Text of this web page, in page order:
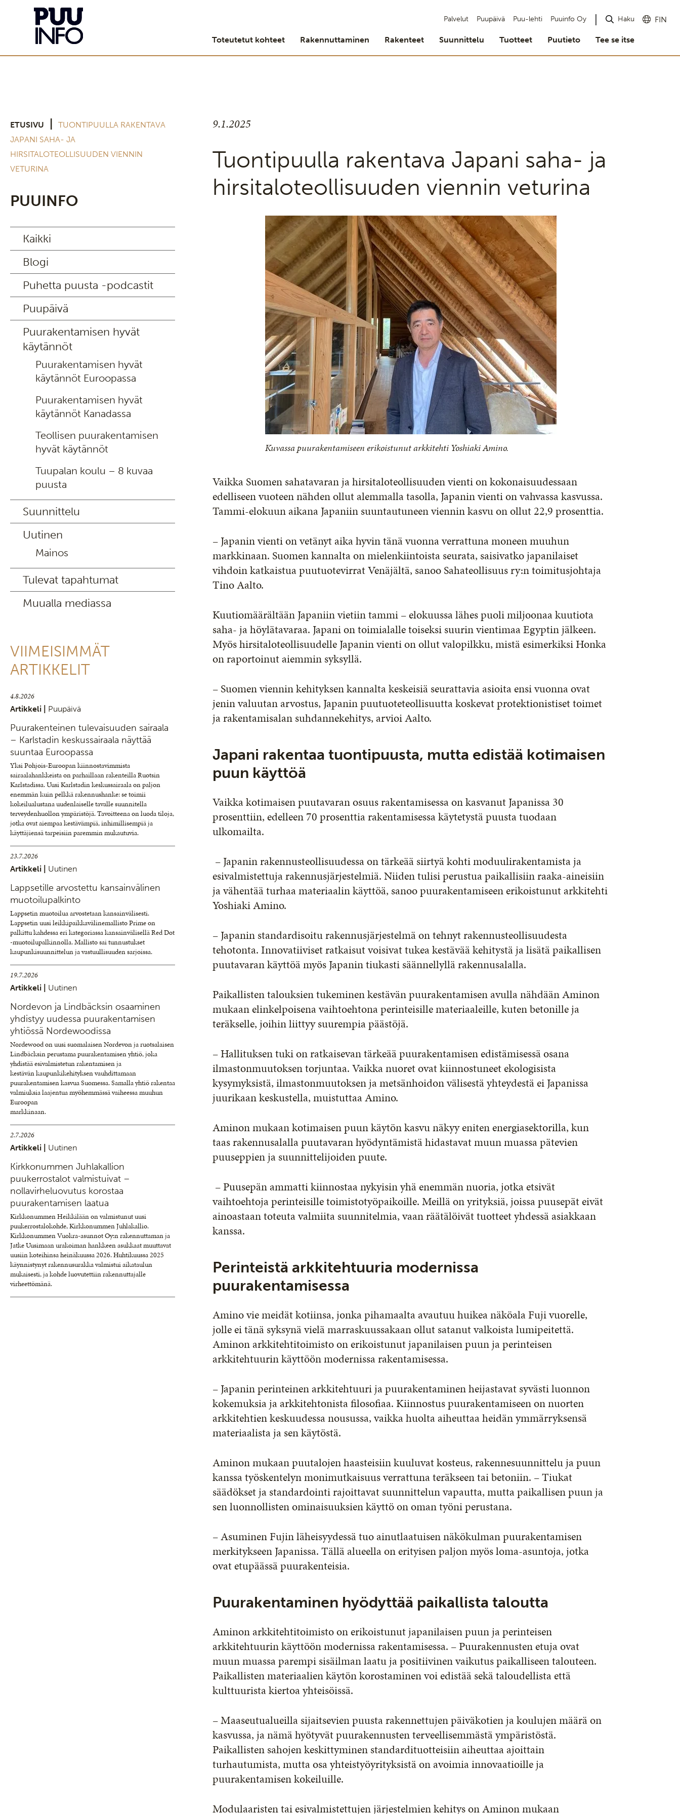
Palvelut Puupäivä Puu-lehti Puuinfo Oy Haku FIN
Toteutetut kohteet Rakennuttaminen Rakenteet Suunnittelu Tuotteet Puutieto Tee se itse
ETUSIVU
TUONTIPUULLA RAKENTAVA
JAPANI SAHA- JA
HIRSITALOTEOLLISUUDEN VIENNIN
VETURINA
PUUINFO
Kaikki
Blogi
Puhetta puusta -podcastit
Puupäivä
Puurakentamisen hyvät
käytännöt
Puurakentamisen hyvät
käytännöt Euroopassa
Puurakentamisen hyvät
käytännöt Kanadassa
Teollisen puurakentamisen
hyvät käytännöt
Tuupalan koulu – 8 kuvaa
puusta
Suunnittelu
Uutinen
Mainos
Tulevat tapahtumat
Muualla mediassa
VIIMEISIMMÄT
ARTIKKELIT
4.8.2026
Artikkeli | Puupäivä
Puurakenteinen tulevaisuuden sairaala
– Karlstadin keskussairaala näyttää
suuntaa Euroopassa
Yksi Pohjois-Euroopan kiinnostavimmista
sairaalahankkeista on parhaillaan rakenteilla Ruotsin
Karlstadissa. Uusi Karlstadin keskussairaala on paljon
enemmän kuin pelkkä rakennushanke: se toimii
kokeilualustana uudenlaiselle tavalle suunnitella
terveydenhuollon ympäristöjä. Tavoitteena on luoda tiloja,
jotka ovat aiempaa kestävämpiä, inhimillisempiä ja
käyttäjiensä tarpeisiin paremmin mukautuvia.
23.7.2026
Artikkeli | Uutinen
Lappsetille arvostettu kansainvälinen
muotoilupalkinto
Lappsetin muotoilua arvostetaan kansainvälisesti.
Lappsetin uusi leikkipaikkavälinemallisto Prime on
palkittu kahdessa eri kategoriassa kansainvälisellä Red Dot
-muotoilupalkinnolla. Mallisto sai tunnustukset
kaupunkisuunnittelun ja vastuullisuuden sarjoissa.
19.7.2026
Artikkeli | Uutinen
Nordevon ja Lindbäcksin osaaminen
yhdistyy uudessa puurakentamisen
yhtiössä Nordewoodissa
Nordewood on uusi suomalaisen Nordevon ja ruotsalaisen
Lindbäcksin perustama puurakentamisen yhtiö, joka
yhdistää esivalmistetun rakentamisen ja
kestävän kaupunkikehityksen vauhdittamaan
puurakentamisen kasvua Suomessa. Samalla yhtiö rakentaa
valmiuksia laajentua myöhemmässä vaiheessa muuhun
Euroopan
markkinaan.
2.7.2026
Artikkeli | Uutinen
Kirkkonummen Juhlakallion
puukerrostalot valmistuivat –
nollavirheluovutus korostaa
puurakentamisen laatua
Kirkkonummen Heikkilään on valmistunut uusi
puukerrostalokohde, Kirkkonummen Juhlakallio.
Kirkkonummen Vuokra-asunnot Oy:n rakennuttaman ja
Jatke Uusimaan urakoiman hankkeen asukkaat muuttavat
uusiin koteihinsa heinäkuussa 2026. Huhtikuussa 2025
käynnistynyt rakennusurakka valmistui aikataulun
mukaisesti, ja kohde luovutettiin rakennuttajalle
virheettömänä.
9.1.2025
Tuontipuulla rakentava Japani saha- ja
hirsitaloteollisuuden viennin veturina
Kuvassa puurakentamiseen erikoistunut arkkitehti Yoshiaki Amino.
Vaikka Suomen sahatavaran ja hirsitaloteollisuuden vienti on kokonaisuudessaan
edelliseen vuoteen nähden ollut alemmalla tasolla, Japanin vienti on vahvassa kasvussa.
Tammi-elokuun aikana Japaniin suuntautuneen viennin kasvu on ollut 22,9 prosenttia.
– Japanin vienti on vetänyt aika hyvin tänä vuonna verrattuna moneen muuhun
markkinaan. Suomen kannalta on mielenkiintoista seurata, saisivatko japanilaiset
vihdoin katkaistua puutuotevirrat Venäjältä, sanoo Sahateollisuus ry:n toimitusjohtaja
Tino Aalto.
Kuutiomäärältään Japaniin vietiin tammi – elokuussa lähes puoli miljoonaa kuutiota
saha- ja höylätavaraa. Japani on toimialalle toiseksi suurin vientimaa Egyptin jälkeen.
Myös hirsitaloteollisuudelle Japanin vienti on ollut valopilkku, mistä esimerkiksi Honka
on raportoinut aiemmin syksyllä.
– Suomen viennin kehityksen kannalta keskeisiä seurattavia asioita ensi vuonna ovat
jenin valuutan arvostus, Japanin puutuoteteollisuutta koskevat protektionistiset toimet
ja rakentamisalan suhdannekehitys, arvioi Aalto.
Japani rakentaa tuontipuusta, mutta edistää kotimaisen
puun käyttöä
Vaikka kotimaisen puutavaran osuus rakentamisessa on kasvanut Japanissa 30
prosenttiin, edelleen 70 prosenttia rakentamisessa käytetystä puusta tuodaan
ulkomailta.
– Japanin rakennusteollisuudessa on tärkeää siirtyä kohti moduulirakentamista ja
esivalmistettuja rakennusjärjestelmiä. Niiden tulisi perustua paikallisiin raaka-aineisiin
ja vähentää turhaa materiaalin käyttöä, sanoo puurakentamiseen erikoistunut arkkitehti
Yoshiaki Amino.
– Japanin standardisoitu rakennusjärjestelmä on tehnyt rakennusteollisuudesta
tehotonta. Innovatiiviset ratkaisut voisivat tukea kestävää kehitystä ja lisätä paikallisen
puutavaran käyttöä myös Japanin tiukasti säännellyllä rakennusalalla.
Paikallisten talouksien tukeminen kestävän puurakentamisen avulla nähdään Aminon
mukaan elinkelpoisena vaihtoehtona perinteisille materiaaleille, kuten betonille ja
teräkselle, joihin liittyy suurempia päästöjä.
– Hallituksen tuki on ratkaisevan tärkeää puurakentamisen edistämisessä osana
ilmastonmuutoksen torjuntaa. Vaikka nuoret ovat kiinnostuneet ekologisista
kysymyksistä, ilmastonmuutoksen ja metsänhoidon välisestä yhteydestä ei Japanissa
juurikaan keskustella, muistuttaa Amino.
Aminon mukaan kotimaisen puun käytön kasvu näkyy eniten energiasektorilla, kun
taas rakennusalalla puutavaran hyödyntämistä hidastavat muun muassa pätevien
puuseppien ja suunnittelijoiden puute.
– Puusepän ammatti kiinnostaa nykyisin yhä enemmän nuoria, jotka etsivät
vaihtoehtoja perinteisille toimistotyöpaikoille. Meillä on yrityksiä, joissa puusepät eivät
ainoastaan toteuta valmiita suunnitelmia, vaan räätälöivät tuotteet yhdessä asiakkaan
kanssa.
Perinteistä arkkitehtuuria modernissa
puurakentamisessa
Amino vie meidät kotiinsa, jonka pihamaalta avautuu huikea näköala Fuji vuorelle,
jolle ei tänä syksynä vielä marraskuussakaan ollut satanut valkoista lumipeitettä.
Aminon arkkitehtitoimisto on erikoistunut japanilaisen puun ja perinteisen
arkkitehtuurin käyttöön modernissa rakentamisessa.
– Japanin perinteinen arkkitehtuuri ja puurakentaminen heijastavat syvästi luonnon
kokemuksia ja arkkitehtonista filosofiaa. Kiinnostus puurakentamiseen on nuorten
arkkitehtien keskuudessa nousussa, vaikka huolta aiheuttaa heidän ymmärryksensä
materiaalista ja sen käytöstä.
Aminon mukaan puutalojen haasteisiin kuuluvat kosteus, rakennesuunnittelu ja puun
kanssa työskentelyn monimutkaisuus verrattuna teräkseen tai betoniin. – Tiukat
säädökset ja standardointi rajoittavat suunnittelun vapautta, mutta paikallisen puun ja
sen luonnollisten ominaisuuksien käyttö on oman työni perustana.
– Asuminen Fujin läheisyydessä tuo ainutlaatuisen näkökulman puurakentamisen
merkitykseen Japanissa. Tällä alueella on erityisen paljon myös loma-asuntoja, jotka
ovat etupäässä puurakenteisia.
Puurakentaminen hyödyttää paikallista taloutta
Aminon arkkitehtitoimisto on erikoistunut japanilaisen puun ja perinteisen
arkkitehtuurin käyttöön modernissa rakentamisessa. – Puurakennusten etuja ovat
muun muassa parempi sisäilman laatu ja positiivinen vaikutus paikalliseen talouteen.
Paikallisten materiaalien käytön korostaminen voi edistää sekä taloudellista että
kulttuurista kiertoa yhteisöissä.
– Maaseutualueilla sijaitsevien puusta rakennettujen päiväkotien ja koulujen määrä on
kasvussa, ja nämä hyötyvät puurakennusten terveellisemmästä ympäristöstä.
Paikallisten sahojen keskittyminen standardituotteisiin aiheuttaa ajoittain
turhautumista, mutta osa yhteistyöyrityksistä on avoimia innovaatioille ja
puurakentamisen kokeiluille.
Modulaaristen tai esivalmistettujen järjestelmien kehitys on Aminon mukaan